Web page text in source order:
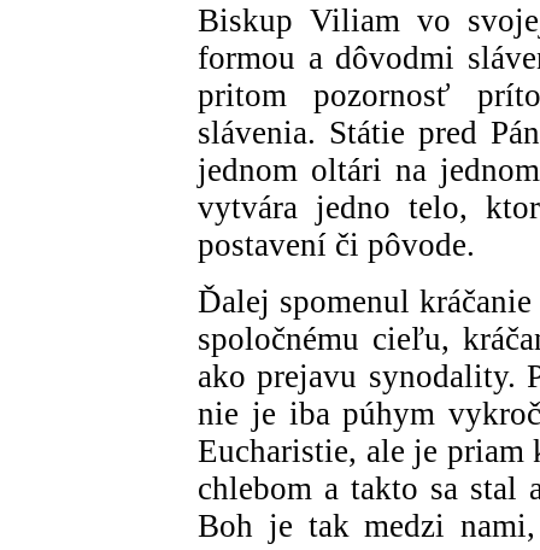
Biskup Viliam vo
formou a dôvodmi
pritom pozornosť
slávenia. Státie pred
jednom oltári na
vytvára jedno telo,
postavení či pôvode.
Ďalej spomenul
spoločnému cieľu,
ako prejavu synodality.
nie je iba púhym
Eucharistie, ale je priam
chlebom a takto sa stal
Boh je tak medzi nami,